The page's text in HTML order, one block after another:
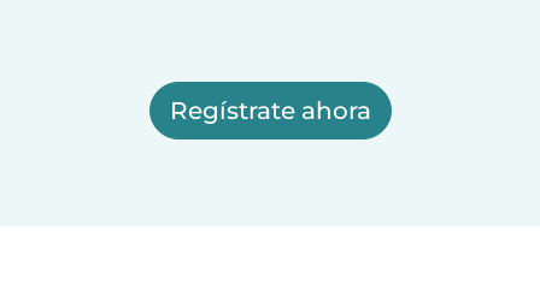
Regístrate ahora